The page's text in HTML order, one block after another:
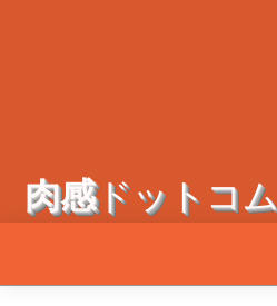
肉感ドットコム